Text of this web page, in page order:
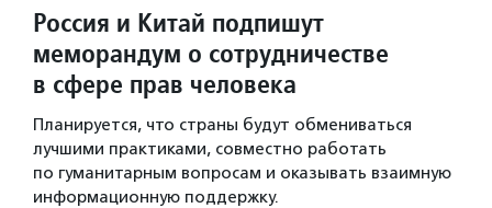
Россия и Китай подпишут
меморандум о сотрудничестве
в сфере прав человека
Планируется, что страны будут обмениваться
лучшими практиками, совместно работать
по гуманитарным вопросам и оказывать взаимную
информационную поддержку.